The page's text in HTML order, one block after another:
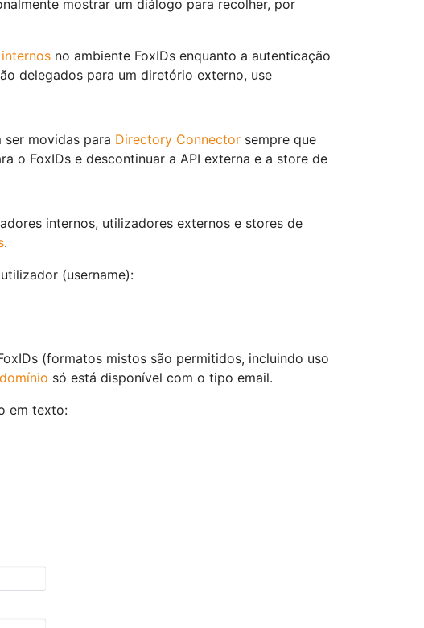
mostrar um diálogo para recolher, por
no ambiente FoxIDs enquanto a autenticação
delegados para um diretório externo, use
ser movidas para Directory Connector sempre que
o FoxIDs e descontinuar a API externa e a store de
internos, utilizadores externos e stores de
.
(username):
(formatos mistos são permitidos, incluindo uso
só está disponível com o tipo email.
em texto: